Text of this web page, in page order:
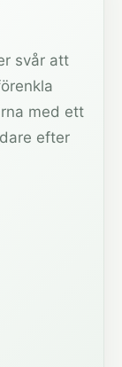
svår att
med ett
efter